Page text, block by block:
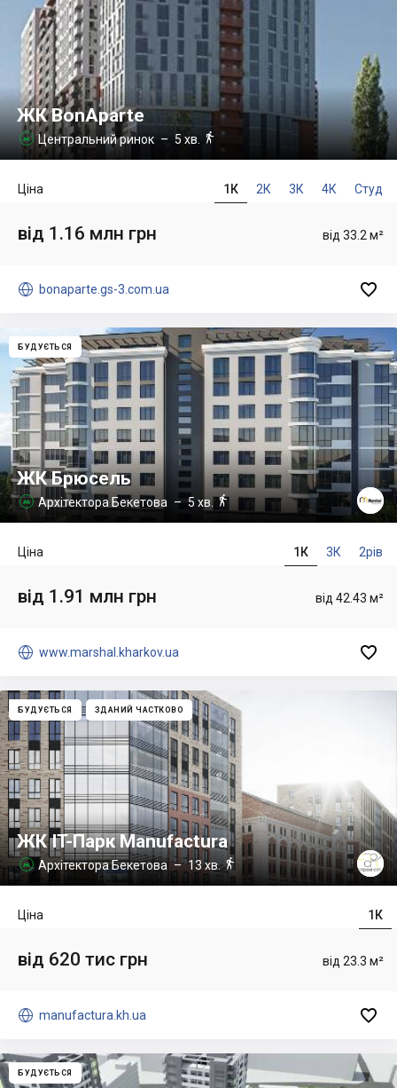
ЖК BonAparte
 Центральний ринок – 5 хв. 
1К 2К 3К 4К Студ
Ціна
від 33.2 м²
від 1.16 млн грн
 bonaparte.gs-3.com.ua 
БУДУЄТЬСЯ
ЖК Брюсель
 Архітектора Бекетова – 5 хв.
1К 3К 2рів
Ціна
від 42.43 м²
від 1.91 млн грн
 www.marshal.kharkov.ua 
БУДУЄТЬСЯ ЗДАНИЙ ЧАСТКОВО
ЖК IT-Парк Manufactura
 Архітектора Бекетова – 13 хв.
1К
Ціна
від 23.3 м²
від 620 тис грн
 manufactura.kh.ua 
БУДУЄТЬСЯ